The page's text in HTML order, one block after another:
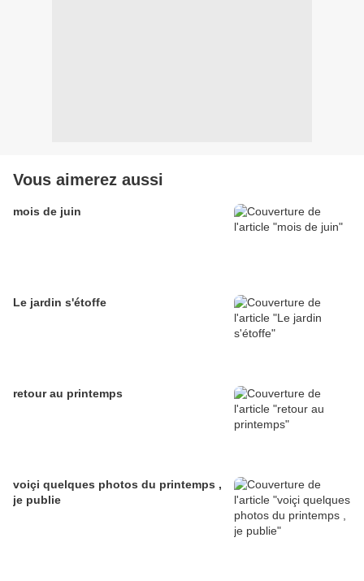
Vous aimerez aussi
mois de juin
Le jardin s'étoffe
retour au printemps
voiçi quelques photos du printemps ,
je publie